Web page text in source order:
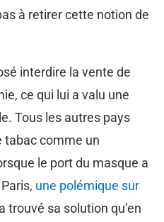
à retirer cette notion de
interdire la vente de
ce qui lui a valu une
Tous les autres pays
tabac comme un
le port du masque a
une polémique sur
trouvé sa solution qu’en